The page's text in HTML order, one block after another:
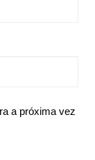
a próxima vez